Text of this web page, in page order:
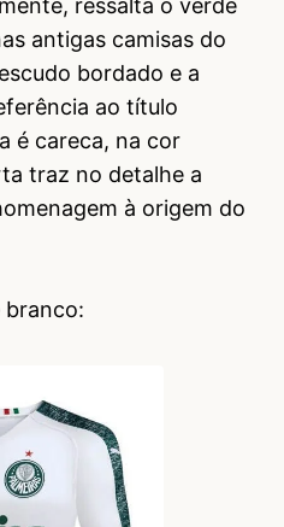
ressalta o verde
antigas camisas do
bordado e a
ao título
é careca, na cor
traz no detalhe a
à origem do
branco: